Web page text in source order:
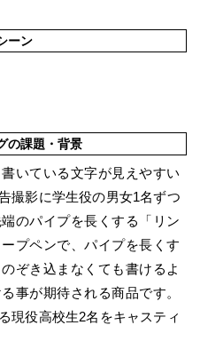
ーン
の課題・背景
いている文字が見えやすい
撮影に学生役の男女1名ずつ
のパイプを長くする「リン
プペンで、パイプを長くす
ぞき込まなくても書けるよ
事が期待される商品です。
現役高校生2名をキャスティ